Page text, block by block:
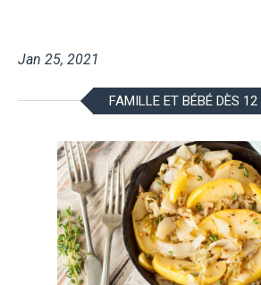
Jan 25, 2021
FAMILLE ET BÉBÉ DÈS 12